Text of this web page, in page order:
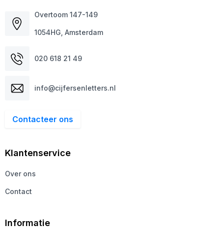
Overtoom 147-149
1054HG, Amsterdam
020 618 21 49
info@cijfersenletters.nl
Contacteer ons
Klantenservice
Over ons
Contact
Informatie